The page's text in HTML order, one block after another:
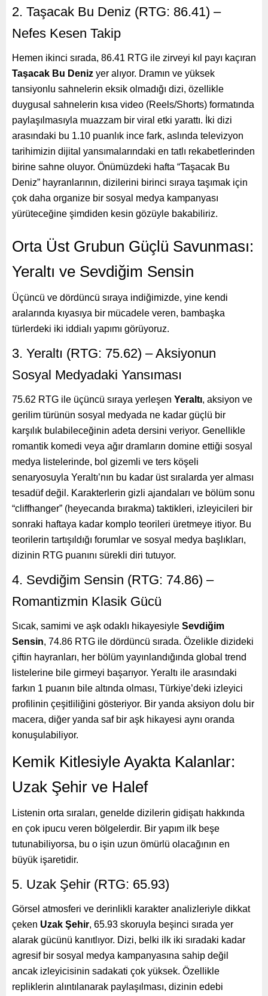
2. Taşacak Bu Deniz (RTG: 86.41) –
Nefes Kesen Takip
Hemen ikinci sırada, 86.41 RTG ile zirveyi kıl payı kaçıran
Taşacak Bu Deniz yer alıyor. Dramın ve yüksek
tansiyonlu sahnelerin eksik olmadığı dizi, özellikle
duygusal sahnelerin kısa video (Reels/Shorts) formatında
paylaşılmasıyla muazzam bir viral etki yarattı. İki dizi
arasındaki bu 1.10 puanlık ince fark, aslında televizyon
tarihimizin dijital yansımalarındaki en tatlı rekabetlerinden
birine sahne oluyor. Önümüzdeki hafta “Taşacak Bu
Deniz” hayranlarının, dizilerini birinci sıraya taşımak için
çok daha organize bir sosyal medya kampanyası
yürüteceğine şimdiden kesin gözüyle bakabiliriz.
Orta Üst Grubun Güçlü Savunması:
Yeraltı ve Sevdiğim Sensin
Üçüncü ve dördüncü sıraya indiğimizde, yine kendi
aralarında kıyasıya bir mücadele veren, bambaşka
türlerdeki iki iddialı yapımı görüyoruz.
3. Yeraltı (RTG: 75.62) – Aksiyonun
Sosyal Medyadaki Yansıması
75.62 RTG ile üçüncü sıraya yerleşen Yeraltı, aksiyon ve
gerilim türünün sosyal medyada ne kadar güçlü bir
karşılık bulabileceğinin adeta dersini veriyor. Genellikle
romantik komedi veya ağır dramların domine ettiği sosyal
medya listelerinde, bol gizemli ve ters köşeli
senaryosuyla Yeraltı’nın bu kadar üst sıralarda yer alması
tesadüf değil. Karakterlerin gizli ajandaları ve bölüm sonu
“cliffhanger” (heyecanda bırakma) taktikleri, izleyicileri bir
sonraki haftaya kadar komplo teorileri üretmeye itiyor. Bu
teorilerin tartışıldığı forumlar ve sosyal medya başlıkları,
dizinin RTG puanını sürekli diri tutuyor.
4. Sevdiğim Sensin (RTG: 74.86) –
Romantizmin Klasik Gücü
Sıcak, samimi ve aşk odaklı hikayesiyle Sevdiğim
Sensin, 74.86 RTG ile dördüncü sırada. Özelikle dizideki
çiftin hayranları, her bölüm yayınlandığında global trend
listelerine bile girmeyi başarıyor. Yeraltı ile arasındaki
farkın 1 puanın bile altında olması, Türkiye’deki izleyici
profilinin çeşitliliğini gösteriyor. Bir yanda aksiyon dolu bir
macera, diğer yanda saf bir aşk hikayesi aynı oranda
konuşulabiliyor.
Kemik Kitlesiyle Ayakta Kalanlar:
Uzak Şehir ve Halef
Listenin orta sıraları, genelde dizilerin gidişatı hakkında
en çok ipucu veren bölgelerdir. Bir yapım ilk beşe
tutunabiliyorsa, bu o işin uzun ömürlü olacağının en
büyük işaretidir.
5. Uzak Şehir (RTG: 65.93)
Görsel atmosferi ve derinlikli karakter analizleriyle dikkat
çeken Uzak Şehir, 65.93 skoruyla beşinci sırada yer
alarak gücünü kanıtlıyor. Dizi, belki ilk iki sıradaki kadar
agresif bir sosyal medya kampanyasına sahip değil
ancak izleyicisinin sadakati çok yüksek. Özellikle
repliklerin alıntılanarak paylaşılması, dizinin edebi